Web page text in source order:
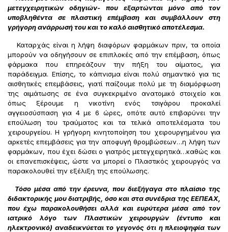
μετεγχειρητικών οδηγιών- που εξαρτώνται μόνο από τον
υποβληθέντα σε πλαστική επέμβαση και συμβάλλουν στη
γρήγορη ανάρρωσή του και το καλό αισθητικό αποτέλεσμα.
Καταρχάς είναι η λήψη διαφόρων φαρμάκων πριν, τα οποία
μπορούν να οδηγήσουν σε επιπλοκές από την επέμβαση, όπως
φάρμακα που επηρεάζουν την πήξη του αίματος, για
παράδειγμα. Επίσης, το κάπνισμα είναι πολύ σημαντικό για τις
αισθητικές επεμβάσεις, γιατί παίζουμε πολύ με τη διαμόρφωση
της αιμάτωσης σε ένα συγκεκριμένο ανατομικό στοιχείο και
όπως ξέρουμε η νικοτίνη ενός τσιγάρου προκαλεί
αγγειοσύσπαση για 4 με 6 ώρες, οπότε αυτό επιβαρύνει την
επούλωση του τραύματος και τα τελικά αποτελέσματα του
χειρουργείου. Η γρήγορη κινητοποίηση του χειρουργημένου για
αρκετές επεμβάσεις για την αποφυγή θρομβώσεων…η λήψη των
φαρμάκων, που έχει δώσει ο γιατρός μετεγχειρητικά…καθώς και
οι επανεπισκέψεις, ώστε να μπορεί ο Πλαστικός χειρουργός να
παρακολουθεί την εξέλιξη της επούλωσης.
Τόσο μέσα από την έρευνα, που διεξήγαγα στο πλαίσιο της
διδακτορικής μου διατριβής, όσο και στα συνέδρια της ΕΕΠΕΑΧ,
που έχω παρακολουθήσει αλλά και ευρύτερα μέσα από τον
ιατρικό λόγο των Πλαστικών χειρουργών (έντυπο και
ηλεκτρονικό) αναδεικνύεται το γεγονός ότι η πλειοψηφία των